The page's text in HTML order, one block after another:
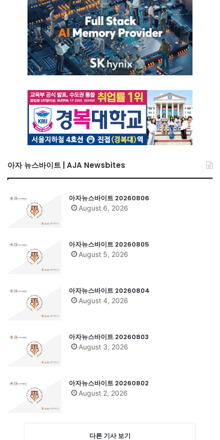
아자 뉴스바이트 | AJA Newsbites
아자뉴스바이트 20260806
August 6, 2026
아자뉴스바이트 20260805
August 5, 2026
아자뉴스바이트 20260804
August 4, 2026
아자뉴스바이트 20260803
August 3, 2026
아자뉴스바이트 20260802
August 2, 2026
다른 기사 보기